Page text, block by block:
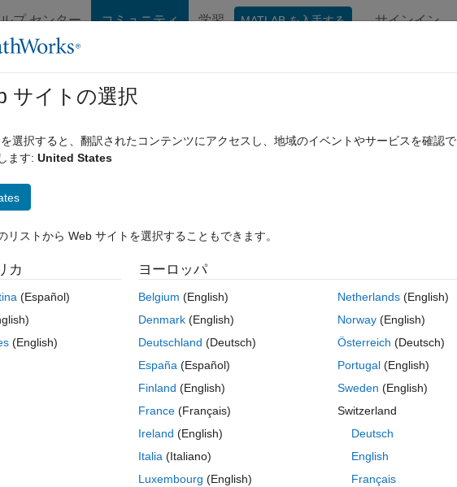
プ センター コミュニティ 学習 MATLAB を入手する サインイン
Exchange
回答 閲覧 MATLAB に関する FAQ
name as output corresponding to it vector as
12 月 16
a=[1,0,0] the output shold be color name corresponding to this vector
する。
サインインしてこ
サインインしてアクテ
サイトの選択
選択すると、翻訳されたコンテンツにアクセスし、地域のイベントやサービスを確認
ます: United States
リストから Web サイトを選択することもできます。
カ
(Español)
(English)
ヨーロッパ
Belgium (English)
Denmark (English)
Deutschland (Deutsch)
España (Español)
Finland (English)
France (Français)
Ireland (English)
Italia (Italiano)
Luxembourg (English)
Netherlands(English)
Norway(English)
Österreich (Deutsch)
Portugal(English)
Sweden (English)
Switzerland
Deutsch
English
Français